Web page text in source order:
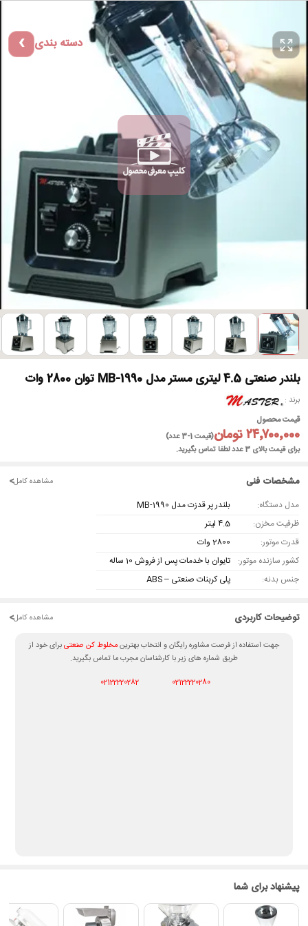
دسته بندی
►
بلندر صنعتی 4.5 لیتری مستر مدل MB-1990 توان 2800 وات
برند
قیمت محصول
۲۴٬۷۰۰٬۰۰۰ تومان
(قیمت 1-3 عدد)
برای قیمت بالای 3 عدد لطفا تماس بگیرید.
مشخصات فنی مشاهده کامل<
مدل دستگاه:
بلندر پر قدزت مدل MB-1990
ظرفیت مخزن:
4.5 لیتر
قدرت موتور:
2800 وات
کشور سازنده موتور:
تایوان با خدمات پس از فروش 10 ساله
جنس بدنه:
پلی کربنات صنعتی – ABS
توضیحات کاربردی مشاهده کامل<
جهت استفاده از فرصت مشاوره رایگان و انتخاب بهترینمخلوط کن صنعتیبرای خود از
طریق شماره های زیر با کارشناسان مجرب ما تماس بگیرید.
02122220280
02122220282
پیشنهاد برای شما